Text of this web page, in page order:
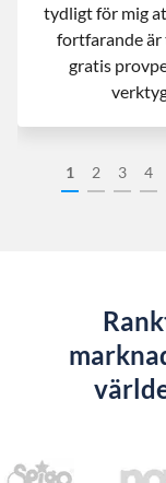
1 2 3 4
tydligt för mig
fortfarande är
gratis